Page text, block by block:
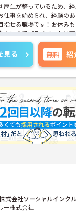
厚生が整っているため、
仕事を始められ、経験の
指せる職場です！お休みも
ないのでプライベートと
能です♪ご興味ある方に
らに詳細をお話致します
い。
見る 無料 紹
式会社ソーシャルインク
ー株式会社